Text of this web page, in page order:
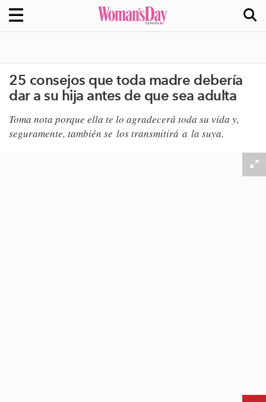
25 consejos que toda madre debería
dar a su hija antes de que sea adulta
Toma nota porque ella te lo agradecerá toda su vida y,
seguramente, también se los transmitirá a la suya.